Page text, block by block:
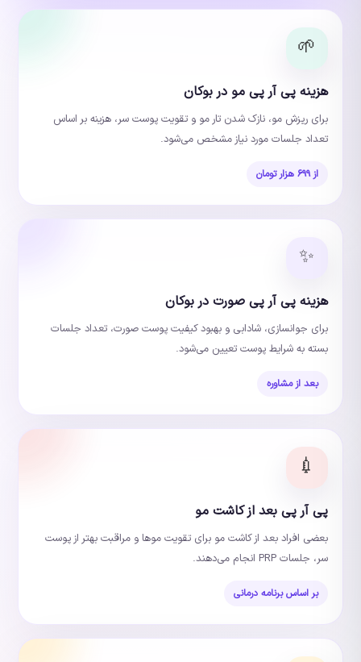
🌱
هزینه پی آر پی مو در بوکان
برای ریزش مو، نازک شدن تار مو و تقویت پوست سر، هزینه بر اساس
تعداد جلسات مورد نیاز مشخص می‌شود.
از ۶۹۹ هزار تومان
✨
هزینه پی آر پی صورت در بوکان
برای جوانسازی، شادابی و بهبود کیفیت پوست صورت، تعداد جلسات
بسته به شرایط پوست تعیین می‌شود.
بعد از مشاوره
💉
پی آر پی بعد از کاشت مو
بعضی افراد بعد از کاشت مو برای تقویت موها و مراقبت بهتر از پوست
سر، جلسات PRP انجام می‌دهند.
بر اساس برنامه درمانی